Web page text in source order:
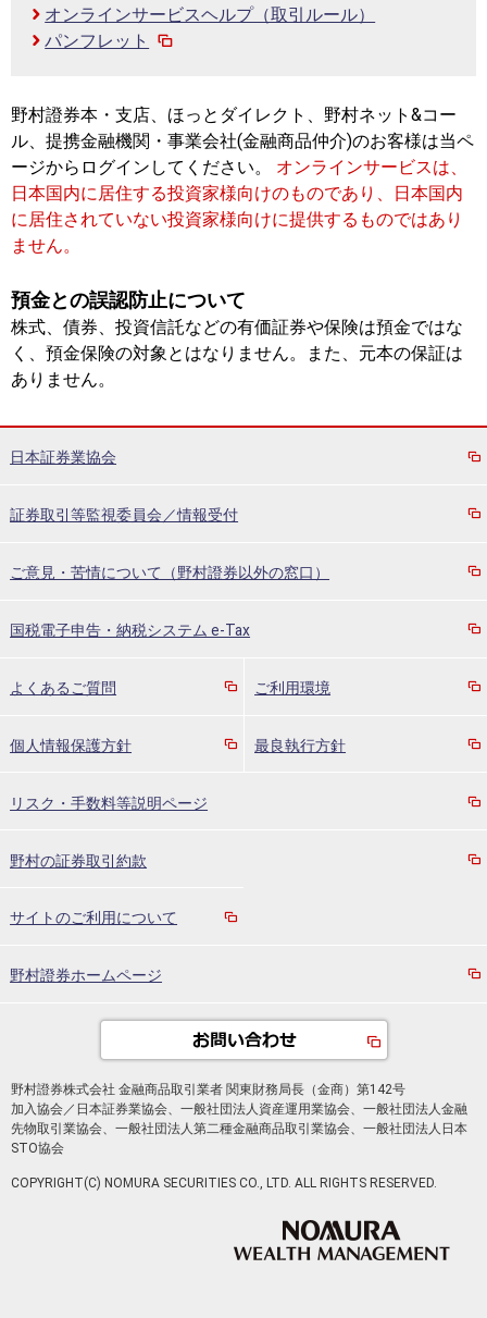
オンラインサービスヘルプ（取引ルール）
パンフレット
野村證券本・支店、ほっとダイレクト、野村ネット&コー
ル、提携金融機関・事業会社(金融商品仲介)のお客様は当ペ
ージからログインしてください。 オンラインサービスは、
日本国内に居住する投資家様向けのものであり、日本国内
に居住されていない投資家様向けに提供するものではあり
ません。
預金との誤認防止について
株式、債券、投資信託などの有価証券や保険は預金ではな
く、預金保険の対象とはなりません。また、元本の保証は
ありません。
日本証券業協会
証券取引等監視委員会／情報受付
ご意見・苦情について（野村證券以外の窓口）
国税電子申告・納税システム e-Tax
よくあるご質問 ご利用環境
個人情報保護方針 最良執行方針
リスク・手数料等説明ページ
野村の証券取引約款
サイトのご利用について
野村證券ホームページ
野村證券株式会社 金融商品取引業者 関東財務局長（金商）第142号
加入協会／日本証券業協会、一般社団法人資産運用業協会、一般社団法人金融
先物取引業協会、一般社団法人第二種金融商品取引業協会、一般社団法人日本
STO協会
COPYRIGHT(C) NOMURA SECURITIES CO., LTD. ALL RIGHTS RESERVED.